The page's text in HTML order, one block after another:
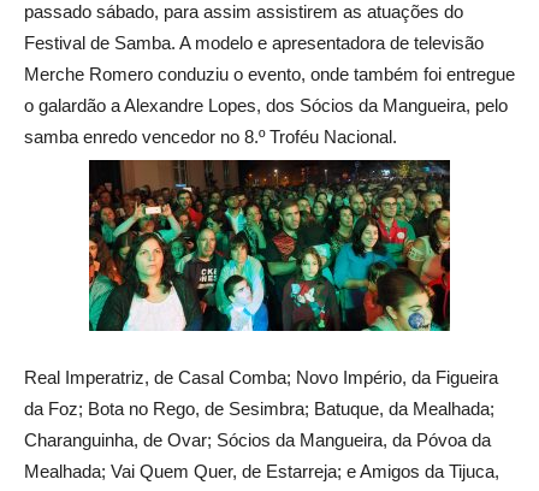
passado sábado, para assim assistirem as atuações do
Festival de Samba. A modelo e apresentadora de televisão
Merche Romero conduziu o evento, onde também foi entregue
o galardão a Alexandre Lopes, dos Sócios da Mangueira, pelo
samba enredo vencedor no 8.º Troféu Nacional.
Real Imperatriz, de Casal Comba; Novo Império, da Figueira
da Foz; Bota no Rego, de Sesimbra; Batuque, da Mealhada;
Charanguinha, de Ovar; Sócios da Mangueira, da Póvoa da
Mealhada; Vai Quem Quer, de Estarreja; e Amigos da Tijuca,